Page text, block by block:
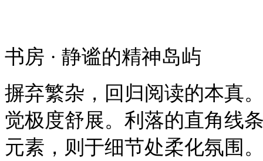
书房 · 静谧的精神岛屿
摒弃繁杂，回归阅读的本真
觉极度舒展。利落的直角线
元素，则于细节处柔化氛围